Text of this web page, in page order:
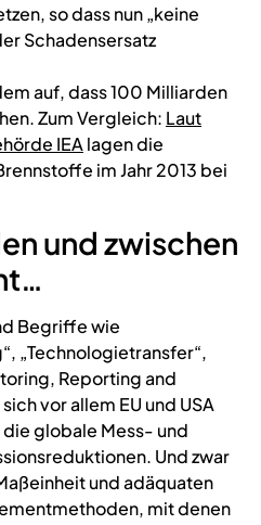
so dass nun „keine
Schadensersatz
auf, dass 100 Milliarden
Zum Vergleich: Laut
IEA lagen die
im Jahr 2013 bei
und zwischen
Begriffe wie
„Technologietransfer“,
Reporting and
vor allem EU und USA
globale Mess- und
Und zwar
und adäquaten
mit denen